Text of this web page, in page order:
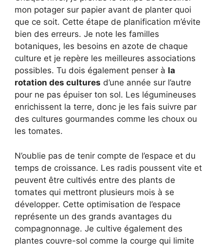
mon potager sur papier avant de planter quoi
que ce soit. Cette étape de planification m’évite
bien des erreurs. Je note les familles
botaniques, les besoins en azote de chaque
culture et je repère les meilleures associations
possibles. Tu dois également penser à la
rotation des cultures d’une année sur l’autre
pour ne pas épuiser ton sol. Les légumineuses
enrichissent la terre, donc je les fais suivre par
des cultures gourmandes comme les choux ou
les tomates.
N’oublie pas de tenir compte de l’espace et du
temps de croissance. Les radis poussent vite et
peuvent être cultivés entre des plants de
tomates qui mettront plusieurs mois à se
développer. Cette optimisation de l’espace
représente un des grands avantages du
compagnonnage. Je cultive également des
plantes couvre-sol comme la courge qui limite